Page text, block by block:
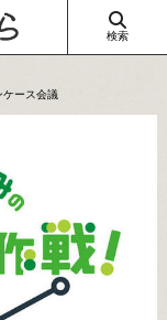
検索
ース会議